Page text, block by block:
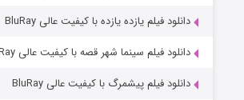
دانلود فیلم یازده یازده با کیفیت عالی BluRay
دانلود فیلم سینما شهر قصه با کیفیت عالی BluRay
دانلود فیلم پیشمرگ با کیفیت عالی BluRay